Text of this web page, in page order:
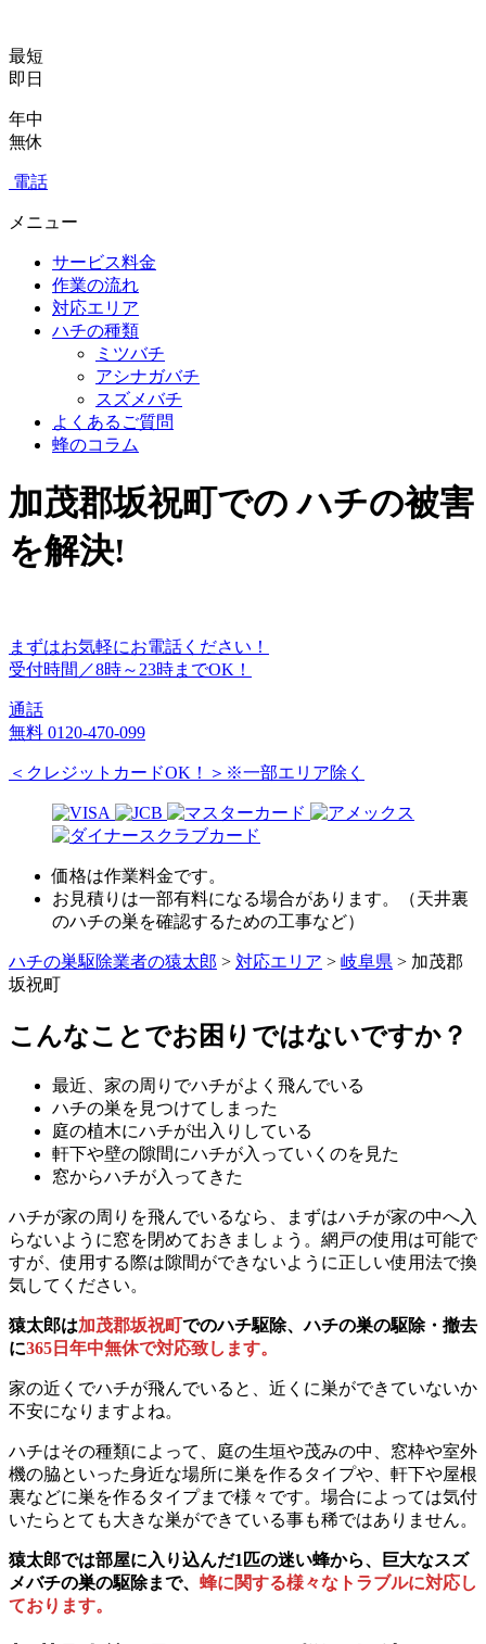
最短
即日
年中
無休
電話
メニュー
サービス料金
作業の流れ
対応エリア
ハチの種類
ミツバチ
アシナガバチ
スズメバチ
よくあるご質問
蜂のコラム
加茂郡坂祝町での ハチの被害
を解決!
まずはお気軽にお電話ください！
受付時間／8時～23時までOK！
通話
無料 0120-470-099
＜クレジットカードOK！＞※一部エリア除く
価格は作業料金です。
お見積りは一部有料になる場合があります。（天井裏
のハチの巣を確認するための工事など）
ハチの巣駆除業者の猿太郎 > 対応エリア > 岐阜県 > 加茂郡
坂祝町
こんなことでお困りではないですか？
最近、家の周りでハチがよく飛んでいる
ハチの巣を見つけてしまった
庭の植木にハチが出入りしている
軒下や壁の隙間にハチが入っていくのを見た
窓からハチが入ってきた
ハチが家の周りを飛んでいるなら、まずはハチが家の中へ入
らないように窓を閉めておきましょう。網戸の使用は可能で
すが、使用する際は隙間ができないように正しい使用法で換
気してください。
猿太郎は加茂郡坂祝町でのハチ駆除、ハチの巣の駆除・撤去
に365日年中無休で対応致します。
家の近くでハチが飛んでいると、近くに巣ができていないか
不安になりますよね。
ハチはその種類によって、庭の生垣や茂みの中、窓枠や室外
機の脇といった身近な場所に巣を作るタイプや、軒下や屋根
裏などに巣を作るタイプまで様々です。場合によっては気付
いたらとても大きな巣ができている事も稀ではありません。
猿太郎では部屋に入り込んだ1匹の迷い蜂から、巨大なスズ
メバチの巣の駆除まで、 蜂に関する様々なトラブルに対応し
ております。